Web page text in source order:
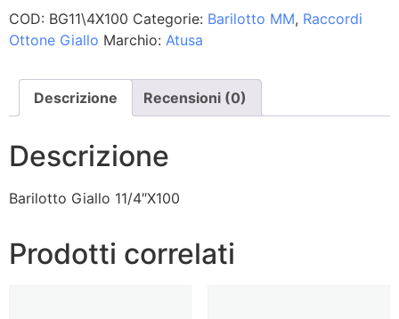
COD: BG11\4X100 Categorie: Barilotto MM, Raccordi
Ottone Giallo Marchio: Atusa
Descrizione Recensioni (0)
Descrizione
Barilotto Giallo 11/4″X100
Prodotti correlati